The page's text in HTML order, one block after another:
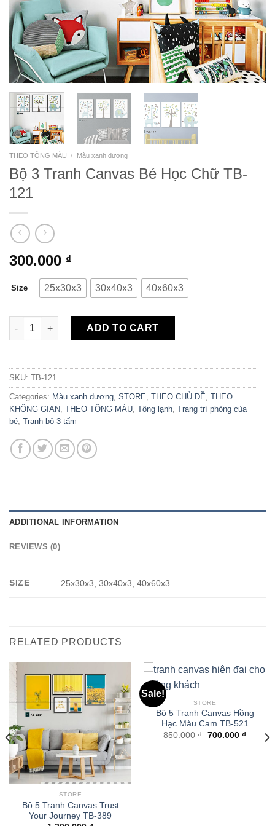
THEO TÔNG MÀU / Màu xanh dương
Bộ 3 Tranh Canvas Bé Học Chữ TB-
121
300.000 ₫
Size 25x30x3 30x40x3 40x60x3
Bộ 3 Tranh Canvas Bé Học Chữ TB-121 quantity
ADD TO CART
SKU: TB-121
Categories: Màu xanh dương, STORE, THEO CHỦ ĐỀ, THEO
KHÔNG GIAN, THEO TÔNG MÀU, Tông lạnh, Trang trí phòng của
bé, Tranh bộ 3 tấm
ADDITIONAL INFORMATION
REVIEWS (0)
SIZE 25x30x3, 30x40x3, 40x60x3
RELATED PRODUCTS
STORE
Bộ 5 Tranh Canvas Trust
Your Journey TB-389
Sale!
STORE
Bộ 5 Tranh Canvas Hồng
Hạc Màu Cam TB-521
850.000₫ 700.000 ₫